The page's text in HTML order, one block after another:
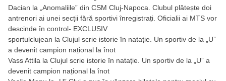
Dacian la
„Anomaliile” din CSM Cluj-Napoca. Clubul plătește doi
antrenori ai unei secții fără sportivi înregistrați. Oficialii ai MTS vor
descinde în control- EXCLUSIV
sportulclujean la Clujul scrie istorie în natație. Un sportiv de la „U”
a devenit campion național la înot
Vass Attila la Clujul scrie istorie în natație. Un sportiv de la „U” a
devenit campion național la înot